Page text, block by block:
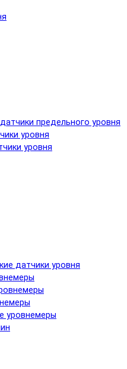
предельного уровня
уровня
уровня
датчики уровня
уровнемеры